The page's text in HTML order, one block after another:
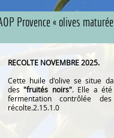
Provence « olives
RECOLTE NOVEMBRE 2025.
Cette huile d'olive se situe
des"fruités noirs". Elle a été
fermentation contrôlée
récolte.2.15.1.0